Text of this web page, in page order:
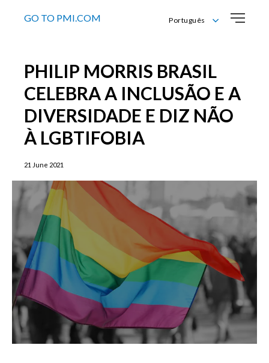
GO TO PMI.COM
Português
PHILIP MORRIS BRASIL
CELEBRA A INCLUSÃO E A
DIVERSIDADE E DIZ NÃO
À LGBTIFOBIA
21 June 2021